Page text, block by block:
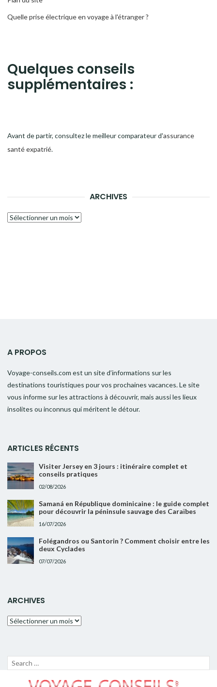
Quelle prise électrique en voyage à l'étranger ?
Quelques conseils
supplémentaires :
Avant de partir, consultez le meilleur comparateur d'assurance
santé expatrié.
ARCHIVES
Archives
A PROPOS
Voyage-conseils.com est un site d’informations sur les
destinations touristiques pour vos prochaines vacances. Le site
vous informe sur les attractions à découvrir, mais aussi les lieux
insolites ou inconnus qui méritent le détour.
ARTICLES RÉCENTS
Visiter Jersey en 3 jours : itinéraire complet et
conseils pratiques
02/08/2026
Samaná en République dominicaine : le guide complet
pour découvrir la péninsule sauvage des Caraïbes
16/07/2026
Folégandros ou Santorin ? Comment choisir entre les
deux Cyclades
07/07/2026
ARCHIVES
Archives
Recherche